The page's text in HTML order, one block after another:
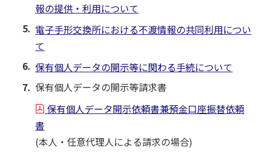
報の提供・利用について
電子手形交換所における不渡情報の共同利用につい
て
保有個人データの開示等に関わる手続について
保有個人データの開示等請求書
保有個人データ開示依頼書兼預金口座振替依頼
書
(本人・任意代理人による請求の場合)